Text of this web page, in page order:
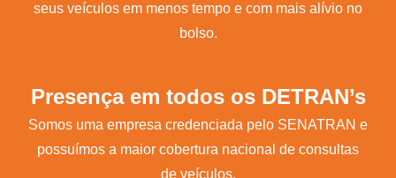
seus veículos em menos tempo e com mais alívio no
bolso.
Presença em todos os DETRAN’s
Somos uma empresa credenciada pelo SENATRAN e
possuímos a maior cobertura nacional de consultas
de veículos.